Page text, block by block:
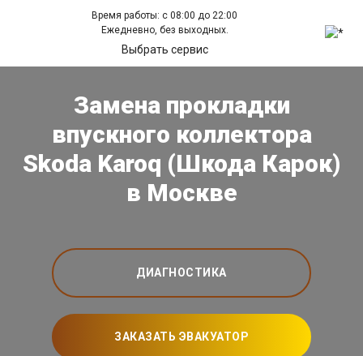
Время работы: с 08:00 до 22:00
Ежедневно, без выходных.
Выбрать сервис
Замена прокладки
впускного коллектора
Skoda Karoq (Шкода Карок)
в Москве
ДИАГНОСТИКА
ЗАКАЗАТЬ ЭВАКУАТОР